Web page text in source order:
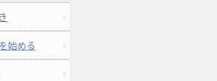
始める